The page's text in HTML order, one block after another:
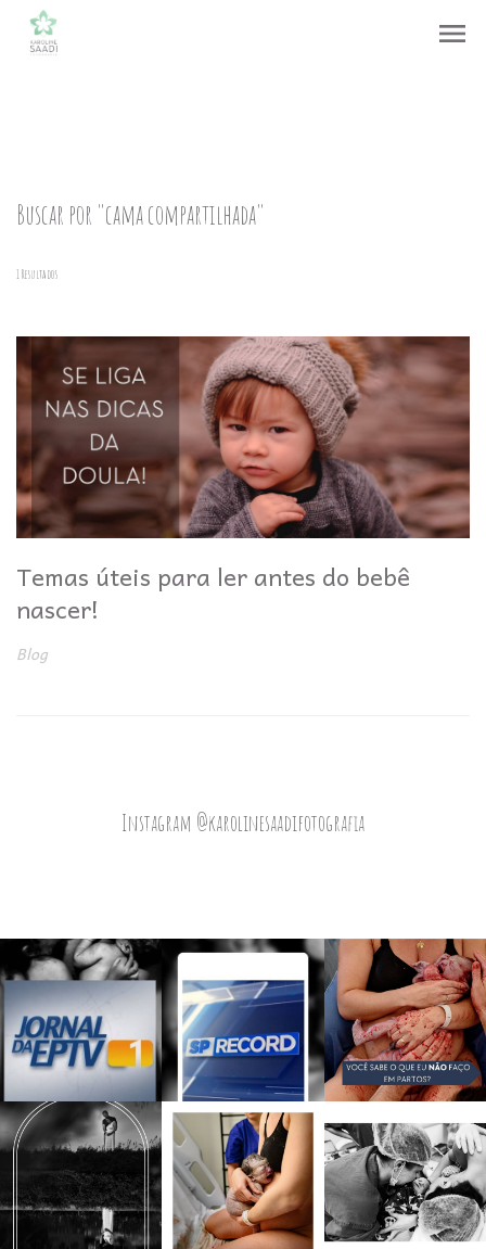
menu
Buscar por "cama compartilhada"
1Resultados
Temas úteis para ler antes do bebê
nascer!
Blog
Instagram @karolinesaadifotografia